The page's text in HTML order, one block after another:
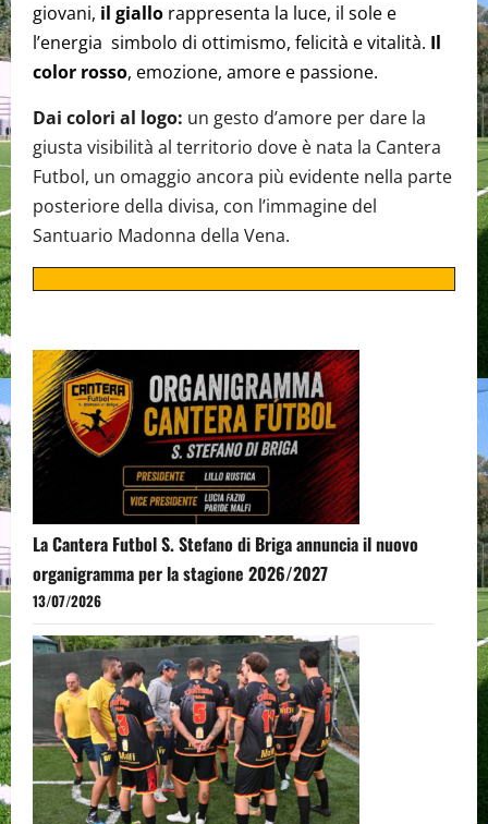
giovani, il giallo rappresenta la luce, il sole e
l’energia simbolo di ottimismo, felicità e vitalità. Il
color rosso, emozione, amore e passione.
Dai colori al logo: un gesto d’amore per dare la
giusta visibilità al territorio dove è nata la Cantera
Futbol, un omaggio ancora più evidente nella parte
posteriore della divisa, con l’immagine del
Santuario Madonna della Vena.
La Cantera Futbol S. Stefano di Briga annuncia il nuovo
organigramma per la stagione 2026/2027
13/07/2026